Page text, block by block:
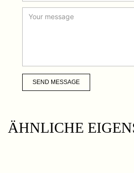
SEND MESSAGE
ÄHNLICHE